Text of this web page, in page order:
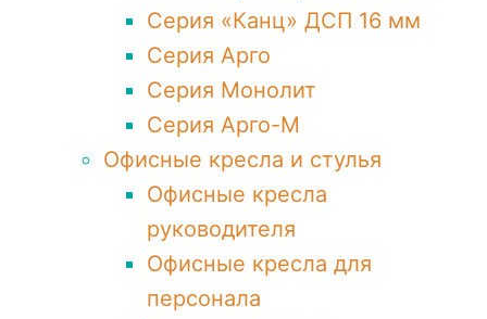
Серия «Канц» ДСП 16 мм
Серия Арго
Серия Монолит
Серия Арго-М
Офисные кресла и стулья
Офисные кресла
руководителя
Офисные кресла для
персонала